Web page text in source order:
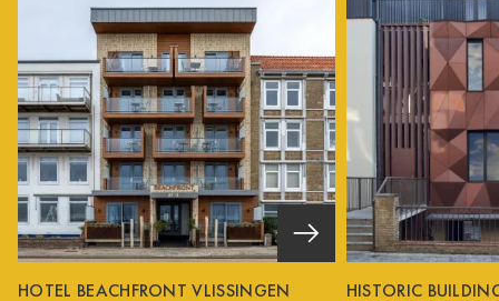
HOTEL BEACHFRONT VLISSINGEN
HISTORIC